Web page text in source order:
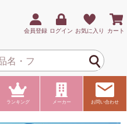
会員登録 ログイン お気に入り カート
ランキング メーカー お問い合わせ